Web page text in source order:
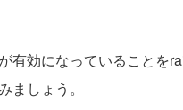
有効になっていることを
ましょう。